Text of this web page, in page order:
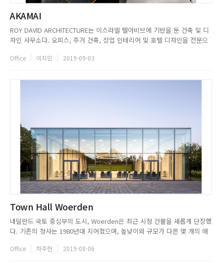
AKAMAI
ROY DAVID ARCHITECTURE는 이스라엘 텔아비브에 기반을 둔 건축 및 디
자인 사무소다. 오피스, 주거 건축, 상업 인테리어 및 호텔 디자인을 전문으
요소를 더한다. 스튜디오는 클라이언트의 요구사항을 즉각적으로 이해하고
Office 이지민 2019-09-03
Town Hall Woerden
네덜란드 국토 중심부의 도시, Woerden은 최근 시청 건물을 새롭게 단장했
다. 기존의 청사는 1980년대 지어졌으며, 높낮이와 규모가 다른 몇 개의 매
고 명확한 볼륨을 가지도록 기존에 14,000㎡였던 연면적을 8,000㎡ 수준으
Office 차주헌 2019-08-06